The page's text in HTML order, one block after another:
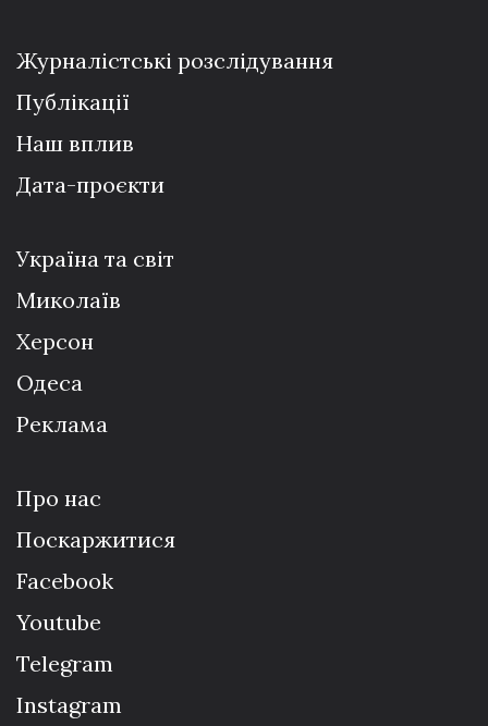
Журналістські розслідування
Публікації
Наш вплив
Дата-проєкти
Україна та світ
Миколаїв
Херсон
Одеса
Реклама
Про нас
Поскаржитися
Facebook
Youtube
Telegram
Instagram